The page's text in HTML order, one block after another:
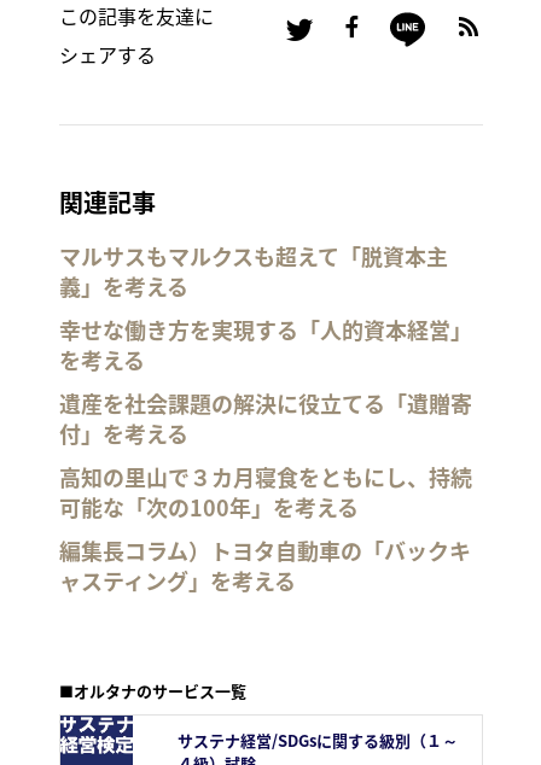
この記事を友達に
シェアする
関連記事
マルサスもマルクスも超えて「脱資本主
義」を考える
幸せな働き方を実現する「人的資本経営」
を考える
遺産を社会課題の解決に役立てる「遺贈寄
付」を考える
高知の里山で３カ月寝食をともにし、持続
可能な「次の100年」を考える
編集長コラム）トヨタ自動車の「バックキ
ャスティング」を考える
■オルタナのサービス一覧
サステナ経営/SDGsに関する級別（１～